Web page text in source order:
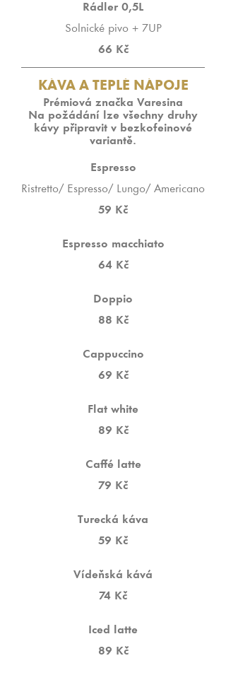
Rádler 0,5L
Solnické pivo + 7UP
66 Kč
KÁVA A TEPLÉ NÁPOJE
Prémiová značka Varesina
Na požádání lze všechny druhy
kávy připravit v bezkofeinové
variantě.
Espresso
Ristretto/ Espresso/ Lungo/ Americano
59 Kč
Espresso macchiato
64 Kč
Doppio
88 Kč
Cappuccino
69 Kč
Flat white
89 Kč
Caffé latte
79 Kč
Turecká káva
59 Kč
Vídeňská kává
74 Kč
Iced latte
89 Kč